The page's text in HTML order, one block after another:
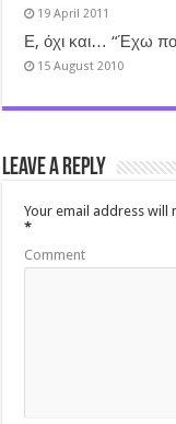
19 April 2011
Ε, όχι και… “Έχω
15 August 2010
Leave a Reply
Your email address will
*
Comment